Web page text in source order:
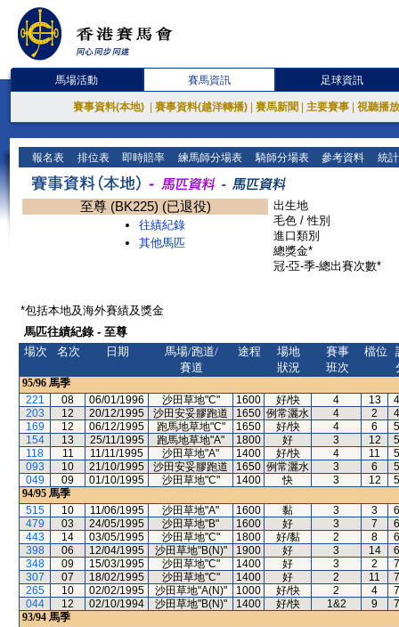
馬場活動 賽馬資訊 足球資訊
賽事資料(本地) 賽事資料(越洋轉播) 賽馬新聞 主要賽事 視聽播
報名表 排位表 即時賠率 練馬師分場表 騎師分場表 參考資料 統
至尊 (BK225) (已退役)
往績紀錄
其他馬匹
出生地
毛色 / 性別
進口類別
總獎金*
冠-亞-季-總出賽次數*
*包括本地及海外賽績及獎金
馬匹往績紀錄 - 至尊
場次
名次 日期
馬場/跑道/
賽道
途程
場地
狀況
賽事
班次
檔位
95/96 馬季
221
08 06/01/1996 沙田草地"C" 1600 好/快 4 13
203
12 20/12/1995 沙田安妥膠跑道 1650 例常灑水 4 2
169
12 06/12/1995 跑馬地草地"C" 1650 好/快 4 6
154
13 25/11/1995 跑馬地草地"A" 1800 好 3 12
118
11 11/11/1995 沙田草地"A" 1400 好/快 4 11
093
10 21/10/1995 沙田安妥膠跑道 1650 例常灑水 3 6
049
09 01/10/1995 沙田草地"C" 1400 快 3 12
94/95 馬季
515
10 11/06/1995 沙田草地"A" 1600 黏 3 3
479
03 24/05/1995 沙田草地"B" 1600 好 3 7
443
14 03/05/1995 沙田草地"C" 1800 好/黏 2 8
398
06 12/04/1995 沙田草地"B(N)" 1900 好 3 14
348
09 15/03/1995 沙田草地"C" 1400 好 3 2
307
07 18/02/1995 沙田草地"C" 1400 好 2 11
265
10 02/02/1995 沙田草地"A(N)" 1000 好/快 2 4
044
12 02/10/1994 沙田草地"B(N)" 1400 好/快 1&2 9
93/94 馬季